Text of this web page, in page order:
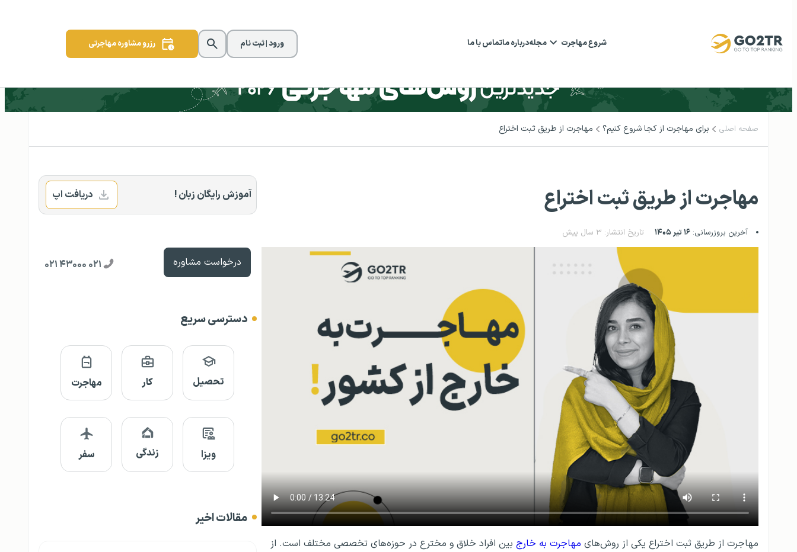
شروع مهاجرت مجلهدرباره ماتماس با ما ورود | ثبت نام رزرو مشاوره مهاجرتی
صفحه اصلی برای مهاجرت از کجا شروع کنیم؟ مهاجرت از طریق ثبت اختراع
مهاجرت از طریق ثبت اختراع
آخرین بروزرسانی: ۱۶ تیر ۱۴۰۵ تاریخ انتشار: ۳ سال پیش
مهاجرت از طریق ثبت اختراع یکی از روش‌های مهاجرت به خارج بین افراد خلاق و مخترع در حوزه‌های تخصصی مختلف است. از
آموزش رایگان زبان ! دریافت اپ
درخواست مشاوره ۰۲۱ ۴۳۰۰۰ ۰۲۱
دسترسی سریع
تحصیل کار مهاجرت
ویزا زندگی سفر
مقالات اخیر